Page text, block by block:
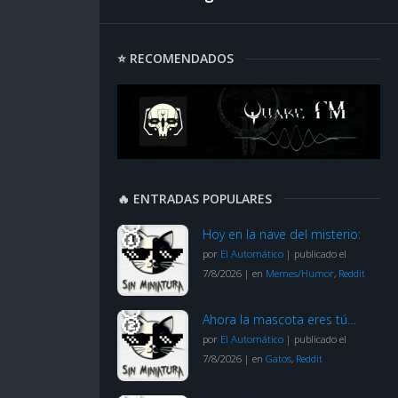
⭐ RECOMENDADOS
🔥 ENTRADAS POPULARES
Hoy en la nave del misterio:
por El Automático | publicado el
7/8/2026 | en Memes/Humor, Reddit
Ahora la mascota eres tú…
por El Automático | publicado el
7/8/2026 | en Gatos, Reddit